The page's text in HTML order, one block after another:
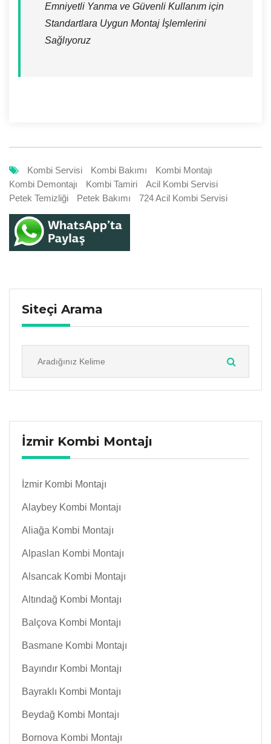
Emniyetli Yanma ve Güvenli Kullanım için
Standartlara Uygun Montaj İşlemlerini
Sağlıyoruz
Kombi Servisi Kombi Bakımı
Kombi Montajı
Kombi Demontajı
Kombi Tamiri
Acil Kombi Servisi
Petek Temizliği
Petek Bakımı 724 Acil Kombi Servisi
Siteçi Arama
İzmir Kombi Montajı
İzmir Kombi Montajı
Alaybey Kombi Montajı
Aliağa Kombi Montajı
Alpaslan Kombi Montajı
Alsancak Kombi Montajı
Altındağ Kombi Montajı
Balçova Kombi Montajı
Basmane Kombi Montajı
Bayındır Kombi Montajı
Bayraklı Kombi Montajı
Beydağ Kombi Montajı
Bornova Kombi Montajı